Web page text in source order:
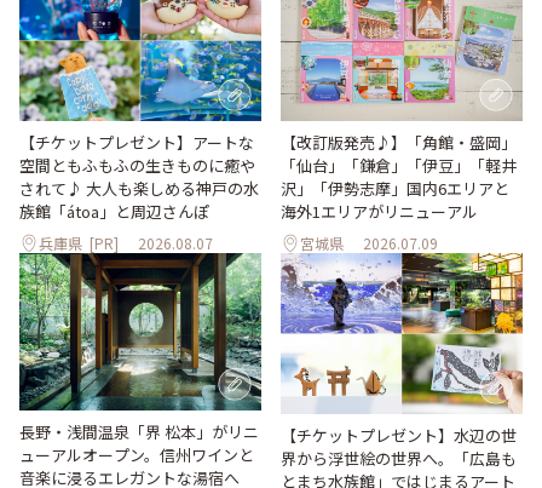
【チケットプレゼント】アートな
空間ともふもふの生きものに癒や
されて♪ 大人も楽しめる神戸の水
族館「átoa」と周辺さんぽ
兵庫県 [PR] 2026.08.07
【改訂版発売♪】「角館・盛岡」
「仙台」「鎌倉」「伊豆」「軽井
沢」「伊勢志摩」国内6エリアと
海外1エリアがリニューアル
宮城県 2026.07.09
長野・浅間温泉「界 松本」がリニ
ューアルオープン。信州ワインと
音楽に浸るエレガントな湯宿へ
【チケットプレゼント】水辺の世
界から浮世絵の世界へ。「広島も
とまち水族館」ではじまるアート